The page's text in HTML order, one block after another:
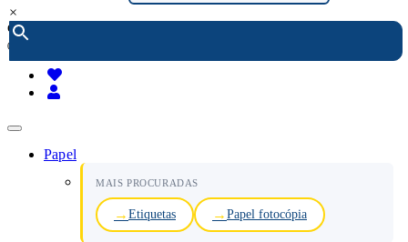
×
encomendar por telefone :
(chamada rede fixa nacional)
Papel
MAIS PROCURADAS
Etiquetas Papel fotocópia